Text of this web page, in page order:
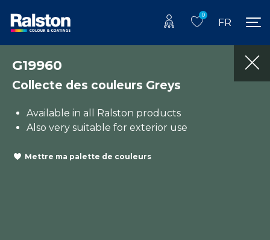
0
FR
G19960
Collecte des couleurs Greys
Available in all Ralston products
Also very suitable for exterior use
Mettre ma palette de couleurs